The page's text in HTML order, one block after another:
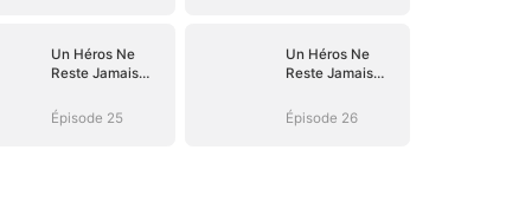
Un Héros Ne
Reste Jamais
Épisode 25
Un Héros Ne
Reste Jamais
Épisode 26